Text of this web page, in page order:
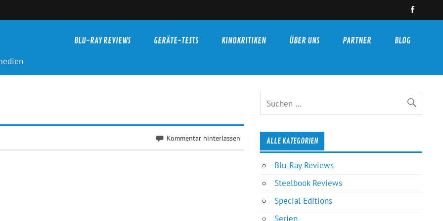
BLU-RAY REVIEWS GERÄTE-TESTS KINOKRITIKEN ÜBER UNS PARTNER BLOG
Kommentar hinterlassen ALLE KATEGORIEN
Blu-Ray Reviews
Steelbook Reviews
Special Editions
Serien